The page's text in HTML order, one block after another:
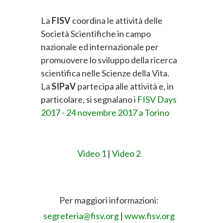
La FISVcoordina le attività delle
Società Scientifiche in campo
nazionale ed internazionale per
promuovere lo sviluppo della ricerca
scientifica nelle Scienze della Vita.
LaSIPaVpartecipa alle attività e, in
particolare, si segnalano i FISV Days
2017 - 24 novembre 2017 a Torino
Video 1 | Video 2
Per maggiori informazioni:
segreteria@fisv.org | www.fisv.org